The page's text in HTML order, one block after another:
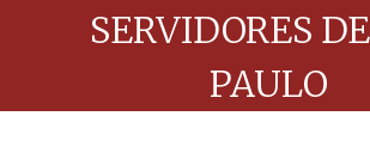
SERVIDORES
PAULO